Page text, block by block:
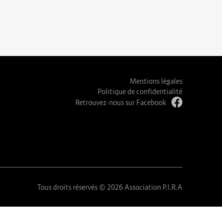
Mentions légales
Politique de confidentialité
Retrouvez-nous sur Facebook
Tous droits réservés © 2026 Association P.I.R.A